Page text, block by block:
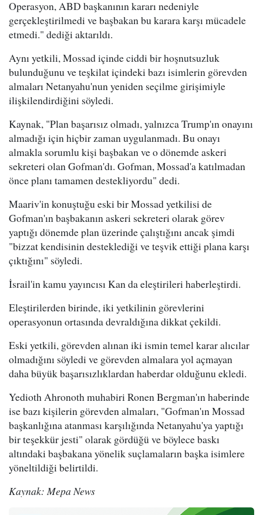
Operasyon, ABD başkanının kararı nedeniyle
gerçekleştirilmedi ve başbakan bu karara karşı mücadele
etmedi." dediği aktarıldı.
Aynı yetkili, Mossad içinde ciddi bir hoşnutsuzluk
bulunduğunu ve teşkilat içindeki bazı isimlerin görevden
almaları Netanyahu'nun yeniden seçilme girişimiyle
ilişkilendirdiğini söyledi.
Kaynak, "Plan başarısız olmadı, yalnızca Trump'ın onayını
almadığı için hiçbir zaman uygulanmadı. Bu onayı
almakla sorumlu kişi başbakan ve o dönemde askeri
sekreteri olan Gofman'dı. Gofman, Mossad'a katılmadan
önce planı tamamen destekliyordu" dedi.
Maariv'in konuştuğu eski bir Mossad yetkilisi de
Gofman'ın başbakanın askeri sekreteri olarak görev
yaptığı dönemde plan üzerinde çalıştığını ancak şimdi
"bizzat kendisinin desteklediği ve teşvik ettiği plana karşı
çıktığını" söyledi.
İsrail'in kamu yayıncısı Kan da eleştirileri haberleştirdi.
Eleştirilerden birinde, iki yetkilinin görevlerini
operasyonun ortasında devraldığına dikkat çekildi.
Eski yetkili, görevden alınan iki ismin temel karar alıcılar
olmadığını söyledi ve görevden almalara yol açmayan
daha büyük başarısızlıklardan haberdar olduğunu ekledi.
Yedioth Ahronoth muhabiri Ronen Bergman'ın haberinde
ise bazı kişilerin görevden almaları, "Gofman'ın Mossad
başkanlığına atanması karşılığında Netanyahu'ya yaptığı
bir teşekkür jesti" olarak gördüğü ve böylece baskı
altındaki başbakana yönelik suçlamaların başka isimlere
yöneltildiği belirtildi.
Kaynak: Mepa News